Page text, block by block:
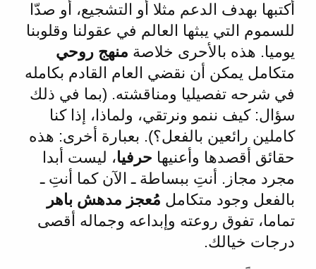
أكتبها بهدف الدعم مثلا أو التشجيع، أو صدّا
للسموم التي يبثها العالم في عقولنا وقلوبنا
يوميا. هذه بالأحرى خلاصة منهج روحي
متكامل يمكن أن نقضي العام القادم بكامله
في شرحه تفصيليا ومناقشته. (بما في ذلك
سؤال: كيف ننمو ونرتقي، ولماذا، إذا كنا
كاملين رائعين بالفعل؟). بعبارة أخرى: هذه
حقائق أقصدها وأعنيها حرفيا، ليست أبدا
مجرد مجاز. أنتِ ببساطة ـ الآن كما أنتِ ـ
بالفعل وجود متكامل مُعجز مدهش باهر
تماما، تفوق روعته وإبداعه وجماله أقصى
درجات خيالك.